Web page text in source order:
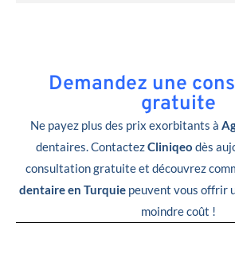
Demandez une
gratuite
Ne payez plus des prix exorbitants à
dentaires. ContactezCliniqeo dès
consultation gratuite et découvrez
dentaire en Turquie peuvent vous offrir
moindre coût !